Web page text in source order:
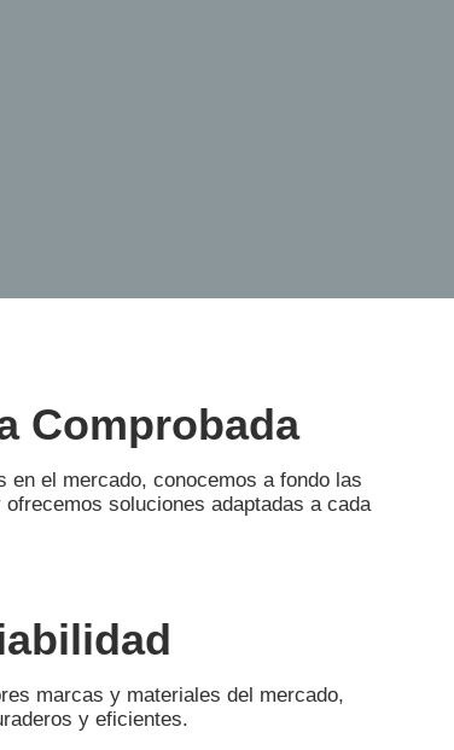
Comprobada
en el mercado, conocemos a fondo las
soluciones adaptadas a cada
marcas y materiales del mercado,
y eficientes.